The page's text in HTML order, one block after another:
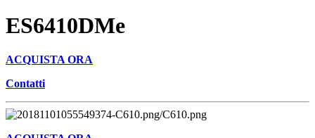
ES6410DMe
ACQUISTA ORA
Contatti